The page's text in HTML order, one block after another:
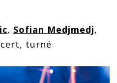
, Sofian Medjmedj,
turné